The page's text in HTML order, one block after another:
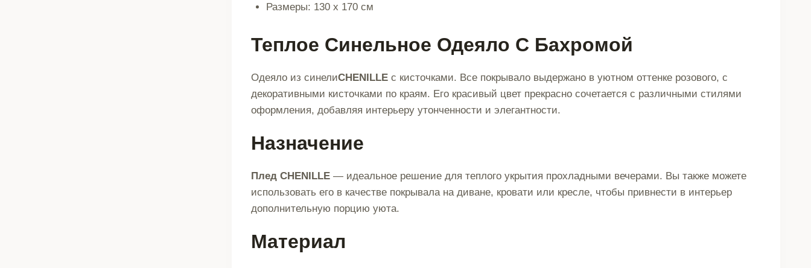
Размеры: 130 x 170 см
Теплое Синельное Одеяло С Бахромой
Одеяло из синелиCHENILLEс кисточками. Все покрывало выдержано в уютном оттенке розового, с
декоративными кисточками по краям. Его красивый цвет прекрасно сочетается с различными стилями
оформления, добавляя интерьеру утонченности и элегантности.
Назначение
Плед CHENILLE— идеальное решение для теплого укрытия прохладными вечерами. Вы также можете
использовать его в качестве покрывала на диване, кровати или кресле, чтобы привнести в интерьер
дополнительную порцию уюта.
Материал